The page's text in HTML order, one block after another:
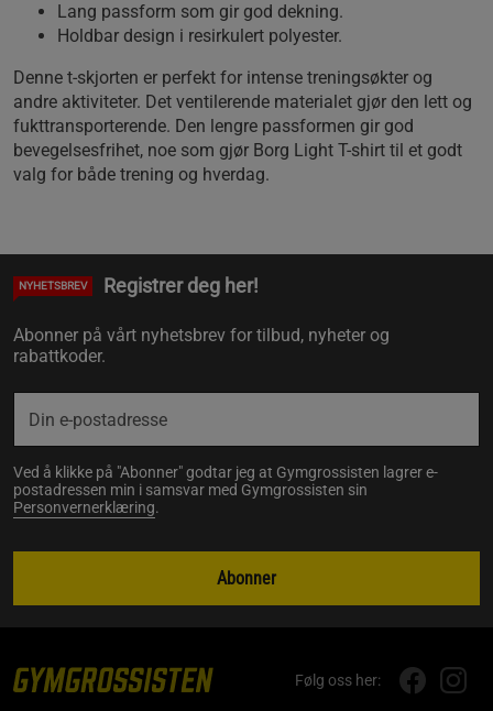
Lang passform som gir god dekning.
Holdbar design i resirkulert polyester.
Denne t-skjorten er perfekt for intense treningsøkter og
andre aktiviteter. Det ventilerende materialet gjør den lett og
fukttransporterende. Den lengre passformen gir god
bevegelsesfrihet, noe som gjør Borg Light T-shirt til et godt
valg for både trening og hverdag.
NYHETSBREV Registrer deg her!
Abonner på vårt nyhetsbrev for tilbud, nyheter og
rabattkoder.
Ved å klikke på "Abonner" godtar jeg at Gymgrossisten lagrer e-
postadressen min i samsvar med Gymgrossisten sin
Personvernerklæring.
Abonner
Følg oss her: